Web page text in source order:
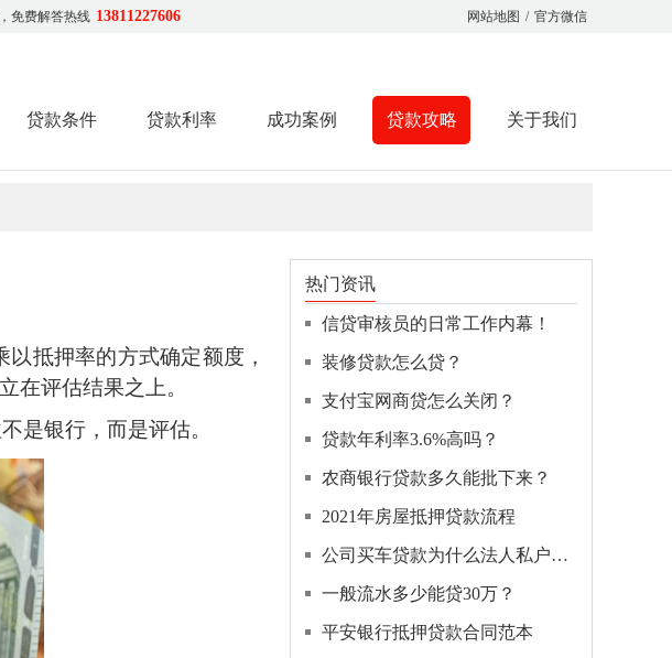
免费解答热线 13811227606 网站地图 / 官方微信
贷款条件 贷款利率 成功案例 贷款攻略 关于我们
抵押率的方式确定额度，
在评估结果之上。
是银行，而是评估。
热门资讯
信贷审核员的日常工作内幕！
装修贷款怎么贷？
支付宝网商贷怎么关闭？
贷款年利率3.6%高吗？
农商银行贷款多久能批下来？
2021年房屋抵押贷款流程
公司买车贷款为什么法人私户还款
一般流水多少能贷30万？
平安银行抵押贷款合同范本